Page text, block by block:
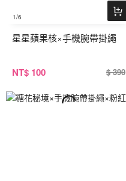
1/6
星星蘋果核×手機腕帶掛繩
NT$ 100 $ 390